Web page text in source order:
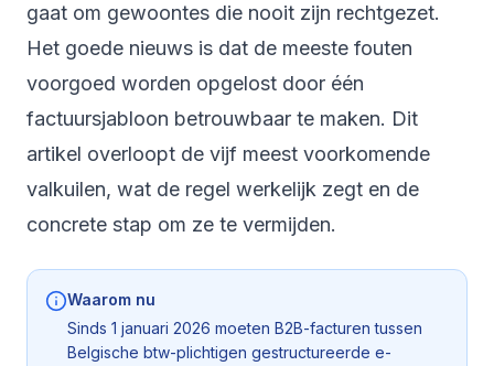
gaat om gewoontes die nooit zijn rechtgezet.
Het goede nieuws is dat de meeste fouten
voorgoed worden opgelost door één
factuursjabloon betrouwbaar te maken. Dit
artikel overloopt de vijf meest voorkomende
valkuilen, wat de regel werkelijk zegt en de
concrete stap om ze te vermijden.
Waarom nu
Sinds 1 januari 2026 moeten B2B-facturen tussen
Belgische btw-plichtigen gestructureerde e-